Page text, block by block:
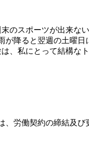
のスポーツが出来な
降ると翌週の土曜
、私にとって結構な
労働契約の締結及